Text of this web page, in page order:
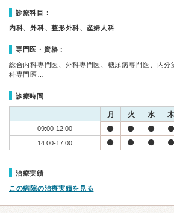
診療科目：
内科、外科、整形外科、産婦人科
専門医・資格：
総合内科専門医、外科専門医、糖尿病専門医、内分
科専門医…
診療時間
月 火 水 木
09:00-12:00
14:00-17:00
治療実績
この病院の治療実績を見る